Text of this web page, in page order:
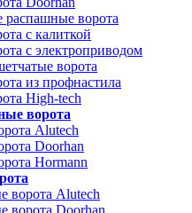
распашные ворота
с калиткой
с электроприводом
ворота
из профнастила
High-tech
ворота
Alutech
Doorhan
Hormann
Alutech